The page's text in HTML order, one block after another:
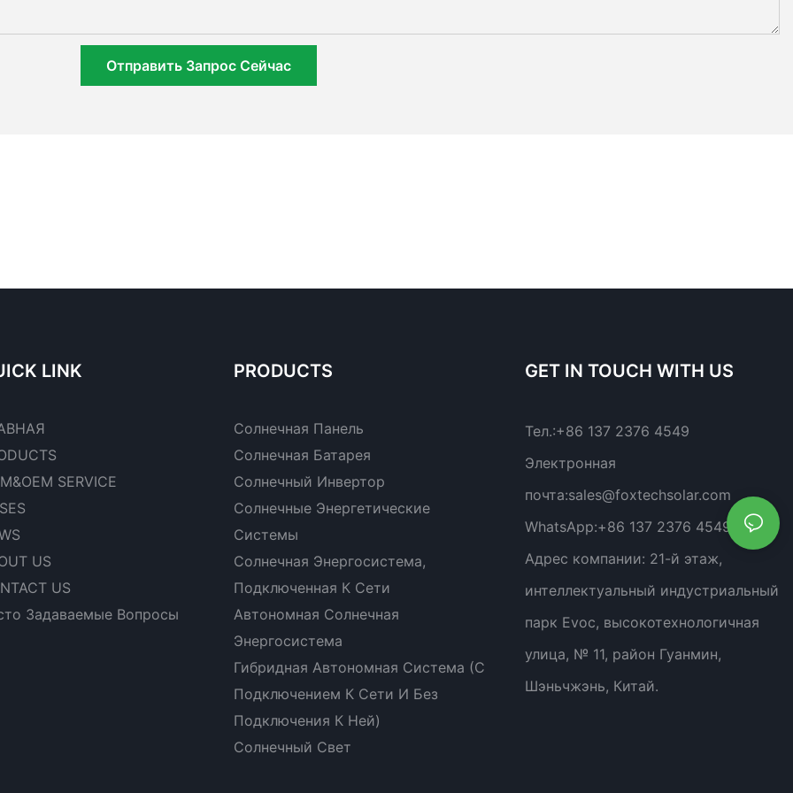
Отправить Запрос Сейчас
LINK
SERVICE
US
US
Задаваемые Вопросы
PRODUCTS
Солнечная Панель
Солнечная Батарея
Солнечный Инвертор
Солнечные Энергетические
Системы
Солнечная Энергосистема,
Подключенная К Сети
Автономная Солнечная
Энергосистема
Гибридная Автономная Система (с
Подключением К Сети И Без
Подключения К Ней)
Солнечный Свет
GET IN TOUCH WITH US
Тел.:+86 137 2376 4549
Электронная
почта:sales@foxtechsolar.com
WhatsApp:+86 137 2376 4549
Адрес компании: 21-й этаж,
интеллектуальный индустриальный
парк Evoc, высокотехнологичная
улица, № 11, район Гуанмин,
Шэньчжэнь, Китай.